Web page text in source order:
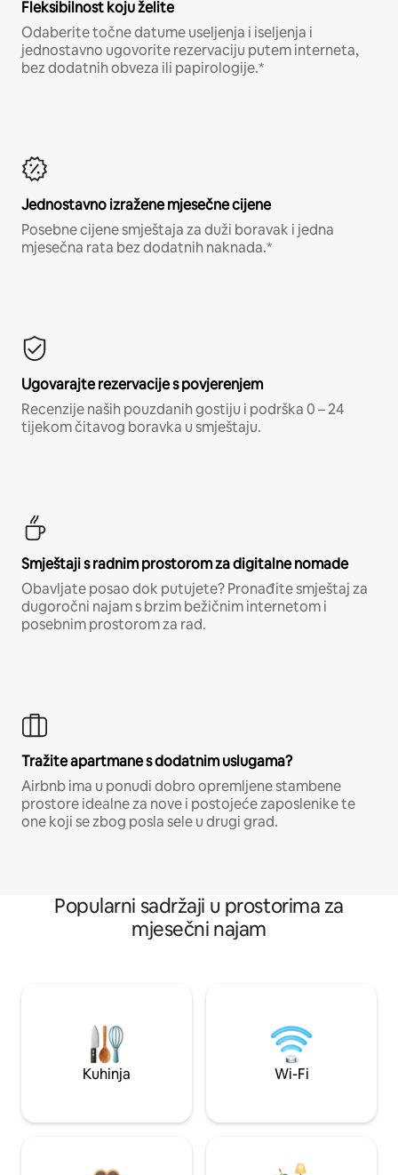
Fleksibilnost koju želite
Odaberite točne datume useljenja i iseljenja i
jednostavno ugovorite rezervaciju putem interneta,
bez dodatnih obveza ili papirologije.*
Jednostavno izražene mjesečne cijene
Posebne cijene smještaja za duži boravak i jedna
mjesečna rata bez dodatnih naknada.*
Ugovarajte rezervacije s povjerenjem
Recenzije naših pouzdanih gostiju i podrška 0 – 24
tijekom čitavog boravka u smještaju.
Smještaji s radnim prostorom za digitalne nomade
Obavljate posao dok putujete? Pronađite smještaj za
dugoročni najam s brzim bežičnim internetom i
posebnim prostorom za rad.
Tražite apartmane s dodatnim uslugama?
Airbnb ima u ponudi dobro opremljene stambene
prostore idealne za nove i postojeće zaposlenike te
one koji se zbog posla sele u drugi grad.
Popularni sadržaji u prostorima za
mjesečni najam
Kuhinja Wi-Fi